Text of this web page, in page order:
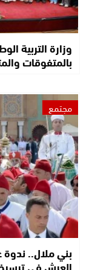
وزارة التربية
بالمتفوقات
مجتمع
بني ملال..